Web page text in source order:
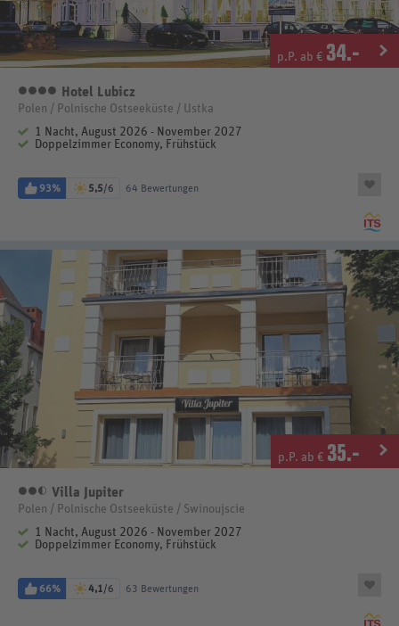
p.P. ab € 34.-
4 Sterne
Hotel Lubicz
Polen / Polnische Ostseeküste / Ustka
1 Nacht, August 2026 - November 2027
Doppelzimmer Economy, Frühstück
93% 5,5/6 64 Bewertungen
p.P. ab € 35.-
2,5 Sterne
Villa Jupiter
Polen / Polnische Ostseeküste / Swinoujscie
1 Nacht, August 2026 - November 2027
Doppelzimmer Economy, Frühstück
66% 4,1/6 63 Bewertungen